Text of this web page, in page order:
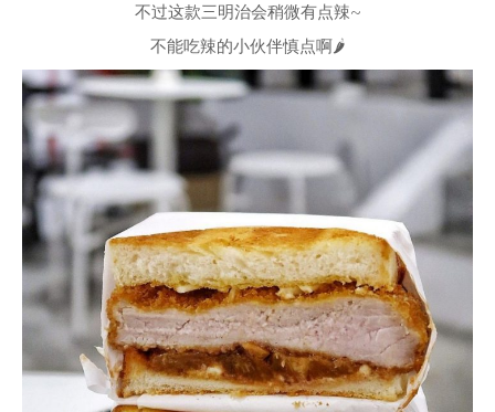
不过这款三明治会稍微有点辣~
不能吃辣的小伙伴慎点啊🌶